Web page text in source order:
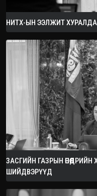
НИТХ-ЫН ЭЭЛЖИТ
ЗАСГИЙН ГАЗРЫН
ШИЙДВЭРҮҮД